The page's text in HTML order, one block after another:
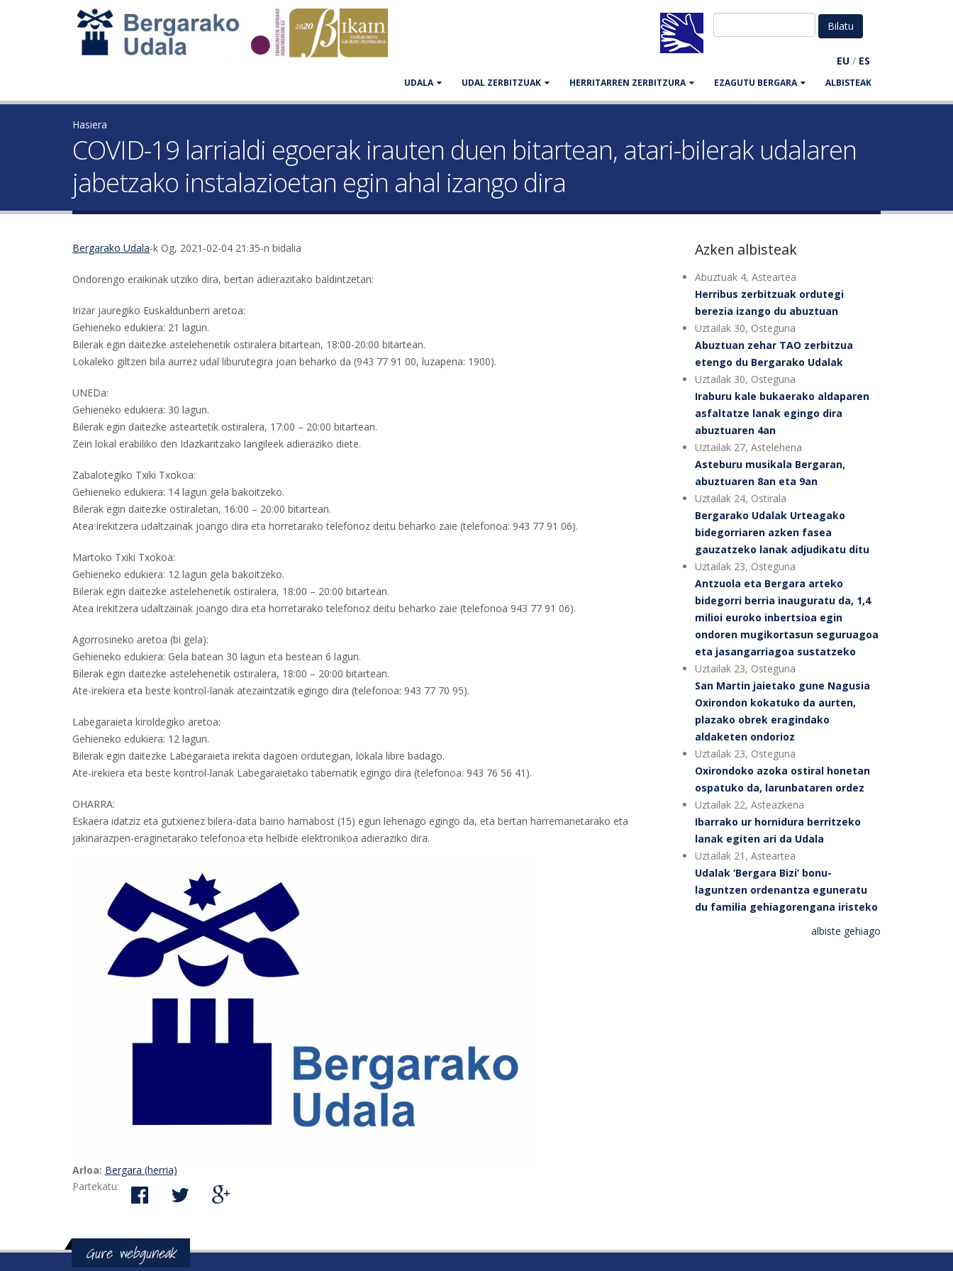
EU / ES
UDALA UDAL ZERBITZUAK HERRITARREN ZERBITZURA EZAGUTU BERGARA ALBISTEAK
Hasiera
COVID-19 larrialdi egoerak irauten duen bitartean, atari-bilerak udalaren
jabetzako instalazioetan egin ahal izango dira
Bergarako Udala-k Og, 2021-02-04 21:35-n bidalia
Ondorengo eraikinak utziko dira, bertan adierazitako baldintzetan:
Irizar jauregiko Euskaldunberri aretoa:
Gehieneko edukiera: 21 lagun.
Bilerak egin daitezke astelehenetik ostiralera bitartean, 18:00-20:00 bitartean.
Lokaleko giltzen bila aurrez udal liburutegira joan beharko da (943 77 91 00, luzapena: 1900).
UNEDa:
Gehieneko edukiera: 30 lagun.
Bilerak egin daitezke asteartetik ostiralera, 17:00 – 20:00 bitartean.
Zein lokal erabiliko den Idazkaritzako langileek adieraziko diete.
Zabalotegiko Txiki Txokoa:
Gehieneko edukiera: 14 lagun gela bakoitzeko.
Bilerak egin daitezke ostiraletan, 16:00 – 20:00 bitartean.
Atea irekitzera udaltzainak joango dira eta horretarako telefonoz deitu beharko zaie (telefonoa: 943 77 91 06).
Martoko Txiki Txokoa:
Gehieneko edukiera: 12 lagun gela bakoitzeko.
Bilerak egin daitezke astelehenetik ostiralera, 18:00 – 20:00 bitartean.
Atea irekitzera udaltzainak joango dira eta horretarako telefonoz deitu beharko zaie (telefonoa 943 77 91 06).
Agorrosineko aretoa (bi gela):
Gehieneko edukiera: Gela batean 30 lagun eta bestean 6 lagun.
Bilerak egin daitezke astelehenetik ostiralera, 18:00 – 20:00 bitartean.
Ate-irekiera eta beste kontrol-lanak atezaintzatik egingo dira (telefonoa: 943 77 70 95).
Labegaraieta kiroldegiko aretoa:
Gehieneko edukiera: 12 lagun.
Bilerak egin daitezke Labegaraieta irekita dagoen ordutegian, lokala libre badago.
Ate-irekiera eta beste kontrol-lanak Labegaraietako tabernatik egingo dira (telefonoa: 943 76 56 41).
OHARRA:
Eskaera idatziz eta gutxienez bilera-data baino hamabost (15) egun lehenago egingo da, eta bertan harremanetarako eta
jakinarazpen-eraginetarako telefonoa eta helbide elektronikoa adieraziko dira.
Arloa: Bergara (herria)
Partekatu:
Azken albisteak
Abuztuak 4, Asteartea
Herribus zerbitzuak ordutegi
berezia izango du abuztuan
Uztailak 30, Osteguna
Abuztuan zehar TAO zerbitzua
etengo du Bergarako Udalak
Uztailak 30, Osteguna
Iraburu kale bukaerako aldaparen
asfaltatze lanak egingo dira
abuztuaren 4an
Uztailak 27, Astelehena
Asteburu musikala Bergaran,
abuztuaren 8an eta 9an
Uztailak 24, Ostirala
Bergarako Udalak Urteagako
bidegorriaren azken fasea
gauzatzeko lanak adjudikatu ditu
Uztailak 23, Osteguna
Antzuola eta Bergara arteko
bidegorri berria inauguratu da, 1,4
milioi euroko inbertsioa egin
ondoren mugikortasun seguruagoa
eta jasangarriagoa sustatzeko
Uztailak 23, Osteguna
San Martin jaietako gune Nagusia
Oxirondon kokatuko da aurten,
plazako obrek eragindako
aldaketen ondorioz
Uztailak 23, Osteguna
Oxirondoko azoka ostiral honetan
ospatuko da, larunbataren ordez
Uztailak 22, Asteazkena
Ibarrako ur hornidura berritzeko
lanak egiten ari da Udala
Uztailak 21, Asteartea
Udalak ‘Bergara Bizi’ bonu-
laguntzen ordenantza eguneratu
du familia gehiagorengana iristeko
albiste gehiago
Gure webguneak